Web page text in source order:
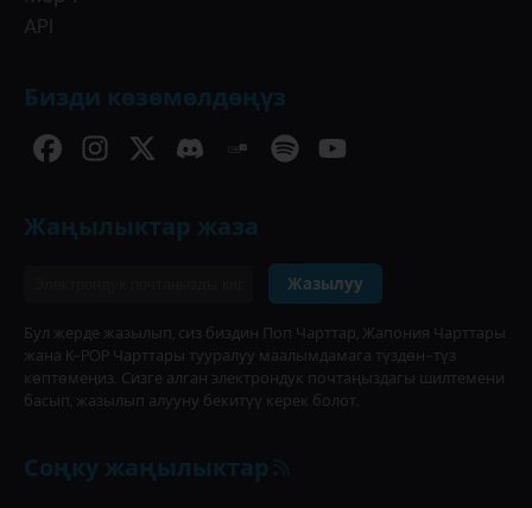
API
Бизди көзөмөлдөңүз
Жаңылыктар жаза
Жазылуу
Бул жерде жазылып, сиз биздин Поп Чарттар, Жапония Чарттары
жана K-POP Чарттары тууралуу маалымдамага түздөн-түз
көптөмеңиз. Сизге алган электрондук почтаңыздагы шилтемени
басып, жазылып алууну бекитүү керек болот.
Соңку жаңылыктар